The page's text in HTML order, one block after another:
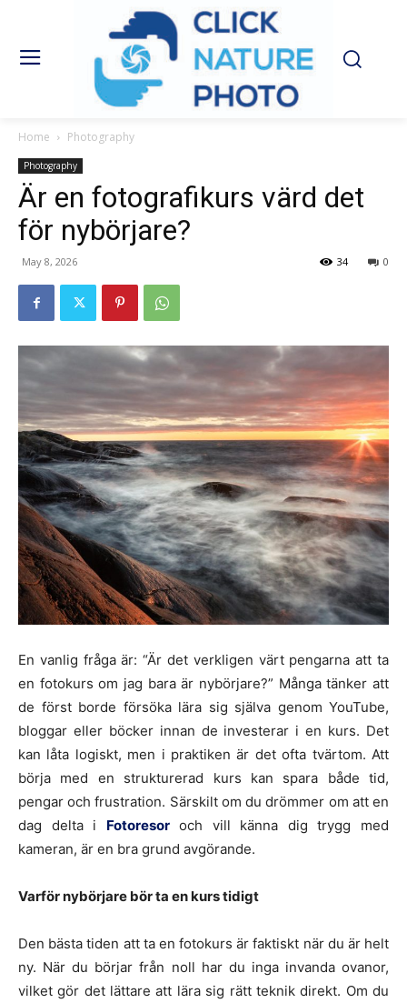
Home Photography
Photography
Är en fotografikurs värd det
för nybörjare?
May 8, 2026 0
34
En vanlig fråga är: “Är det verkligen värt pengarna att ta
en fotokurs om jag bara är nybörjare?” Många tänker att
de först borde försöka lära sig själva genom YouTube,
bloggar eller böcker innan de investerar i en kurs. Det
kan låta logiskt, men i praktiken är det ofta tvärtom. Att
börja med en strukturerad kurs kan spara både tid,
pengar och frustration. Särskilt om du drömmer om att en
dag delta i Fotoresoroch vill känna dig trygg med
kameran, är en bra grund avgörande.
Varför nybörjare bör ta en kurs tidigt
Den bästa tiden att ta en fotokurs är faktiskt när du är helt
ny. När du börjar från noll har du inga invanda ovanor,
vilket gör det lättare att lära sig rätt teknik direkt. Om du